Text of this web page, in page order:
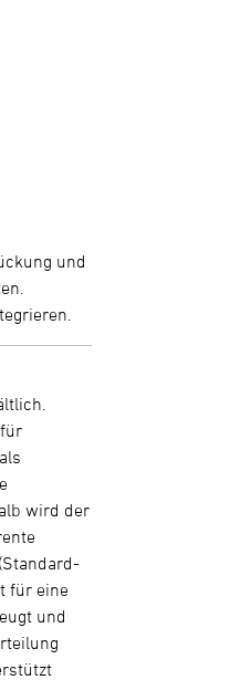
und
wird der
für eine
und